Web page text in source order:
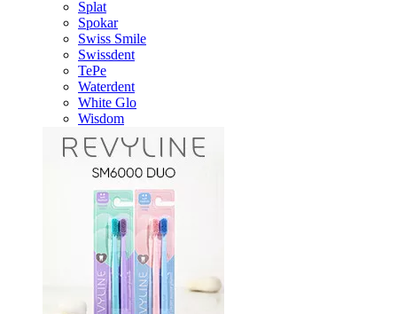
Splat
Spokar
Swiss Smile
Swissdent
TePe
Waterdent
White Glo
Wisdom